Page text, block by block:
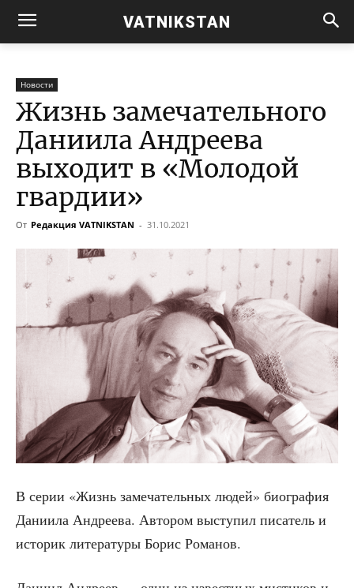
VATNIKSTAN
Новости
Жизнь замечательного
Даниила Андреева
выходит в «Молодой
гвардии»
От Редакция VATNIKSTAN - 31.10.2021
В серии «Жизнь заме­ча­тель­ных людей» био­гра­фия
Дани­и­ла Андре­ева. Авто­ром высту­пил писа­тель и
исто­рик лите­ра­ту­ры Борис Романов.